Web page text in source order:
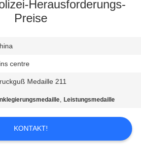
Herausforderungs-
Preise
centre
Medaille 211
,Leistungsmedaille
KONTAKT!